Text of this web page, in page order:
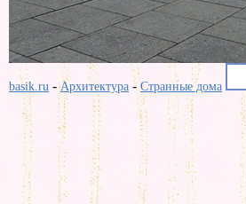
basik.ru -Архитектура -Странные дома